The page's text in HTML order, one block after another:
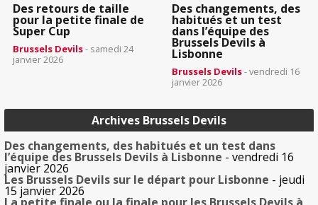
Des retours de taille
pour la petite finale de
Super Cup
Brussels Devils- samedi 24
janvier 2026
Des changements, des
habitués et un test
dans l’équipe des
Brussels Devils à
Lisbonne
Brussels Devils- vendredi 16
janvier 2026
Archives Brussels Devils
Des changements, des habitués et un test dans
l’équipe des Brussels Devils à Lisbonne - vendredi 16
janvier 2026
Les Brussels Devils sur le départ pour Lisbonne - jeudi
15 janvier 2026